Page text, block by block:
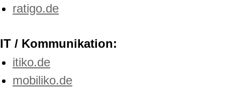
ratigo.de
IT / Kommunikation:
itiko.de
mobiliko.de